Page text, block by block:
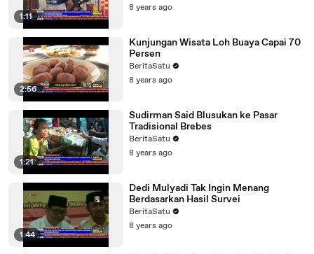
1:11
8 years ago
2:56
Kunjungan Wisata Loh Buaya Capai 70
Persen
BeritaSatu
8 years ago
1:21
Sudirman Said Blusukan ke Pasar
Tradisional Brebes
BeritaSatu
8 years ago
1:44
Dedi Mulyadi Tak Ingin Menang
Berdasarkan Hasil Survei
BeritaSatu
8 years ago